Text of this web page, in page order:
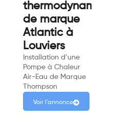
thermodynamique
de marque
Atlantic à
Louviers
Installation d’une
Pompe à Chaleur
Air-Eau de Marque
Thompson
Voir l'annonce